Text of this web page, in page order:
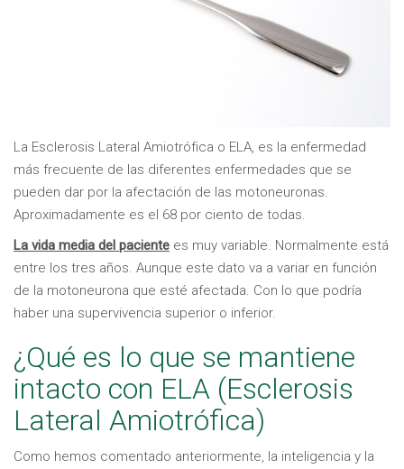
La Esclerosis Lateral Amiotrófica o ELA, es la enfermedad
más frecuente de las diferentes enfermedades que se
pueden dar por la afectación de las motoneuronas.
Aproximadamente es el 68 por ciento de todas.
La vida media del paciente es muy variable. Normalmente está
entre los tres años. Aunque este dato va a variar en función
de la motoneurona que esté afectada. Con lo que podría
haber una supervivencia superior o inferior.
¿Qué es lo que se mantiene
intacto con ELA (Esclerosis
Lateral Amiotrófica)
Como hemos comentado anteriormente, la inteligencia y la